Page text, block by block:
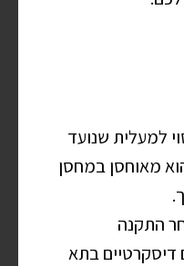
למעלית שנועד
מאוחסן במחסן
התקנה
דיסקרטיים בתא